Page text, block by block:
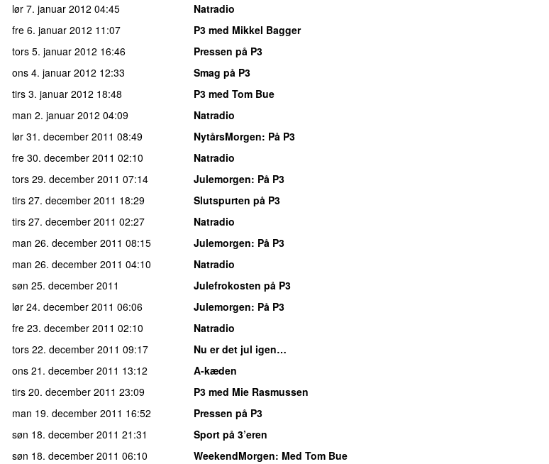
lør 7. januar 2012 04:45
Natradio
fre 6. januar 2012 11:07
P3 med Mikkel Bagger
tors 5. januar 2012 16:46
Pressen på P3
ons 4. januar 2012 12:33
Smag på P3
tirs 3. januar 2012 18:48
P3 med Tom Bue
man 2. januar 2012 04:09
Natradio
lør 31. december 2011 08:49 NytårsMorgen: På P3
fre 30. december 2011 02:10
Natradio
tors 29. december 2011 07:14 Julemorgen: På P3
tirs 27. december 2011 18:29
Slutspurten på P3
tirs 27. december 2011 02:27
Natradio
man 26. december 2011 08:15 Julemorgen: På P3
man 26. december 2011 04:10
Natradio
søn 25. december 2011
Julefrokosten på P3
lør 24. december 2011 06:06 Julemorgen: På P3
fre 23. december 2011 02:10
Natradio
tors 22. december 2011 09:17
Nu er det jul igen…
ons 21. december 2011 13:12
A-kæden
tirs 20. december 2011 23:09
P3 med Mie Rasmussen
man 19. december 2011 16:52
Pressen på P3
søn 18. december 2011 21:31
Sport på 3’eren
søn 18. december 2011 06:10 WeekendMorgen: Med Tom Bue